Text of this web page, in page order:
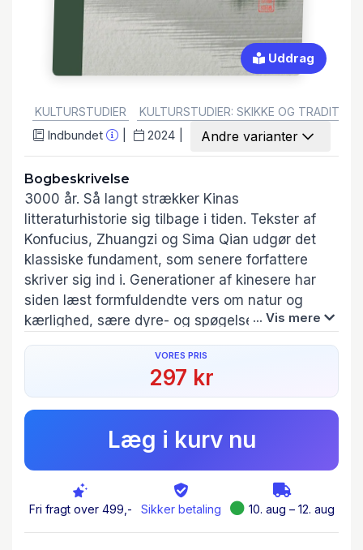
Uddrag
KULTURSTUDIER
KULTURSTUDIER: SKIKKE OG
Indbundet 2024 Andre varianter
Bogbeskrivelse
3000 år. Så langt strækker Kinas
litteraturhistorie sig tilbage i tiden. Tekster af
Konfucius, Zhuangzi og Sima Qian udgør det
klassiske fundament, som senere forfattere
skriver sig ind i. Generationer af kinesere har
siden læst formfuldendte vers om natur og
kærlighed, sære dyre- og spøgelseshistorier,
og omfangsrige romaner. Tekster og emner, der
også i dag præger det kinesiske samfund.
Kinesisk litteratur i 3000 år
litteraturhistorie og opslagsværk i ét og
præsenterer mesterværker fra oldtidens
forfattere til samtidsaktuelle Yu Hua, Yan Lianke
og Cixin Liu. Værkerne kan læses alene eller i
... Vis mere
VORES PRIS
297 kr
Læg i kurv nu
Fri fragt over 499,- Sikker betaling 10. aug – 12. aug